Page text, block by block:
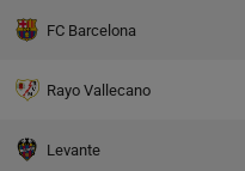
FC Barcelona
Rayo Vallecano
Levante